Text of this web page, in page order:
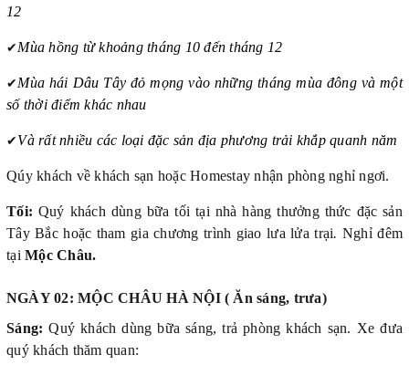
12
✔Mùa hồng từ khoảng tháng 10 đến tháng 12
✔Mùa hái Dâu Tây đỏ mọng vào những tháng mùa đông và một
số thời điểm khác nhau
✔Và rất nhiều các loại đặc sản địa phương trải khắp quanh năm
Qúy khách về khách sạn hoặc Homestay nhận phòng nghỉ ngơi.
Tối: Quý khách dùng bữa tối tại nhà hàng thưởng thức đặc sản
Tây Bắc hoặc tham gia chương trình giao lưa lửa trại. Nghỉ đêm
tại Mộc Châu.
NGÀY 02: MỘC CHÂU HÀ NỘI ( Ăn sáng, trưa)
Sáng: Quý khách dùng bữa sáng, trả phòng khách sạn. Xe đưa
quý khách thăm quan: